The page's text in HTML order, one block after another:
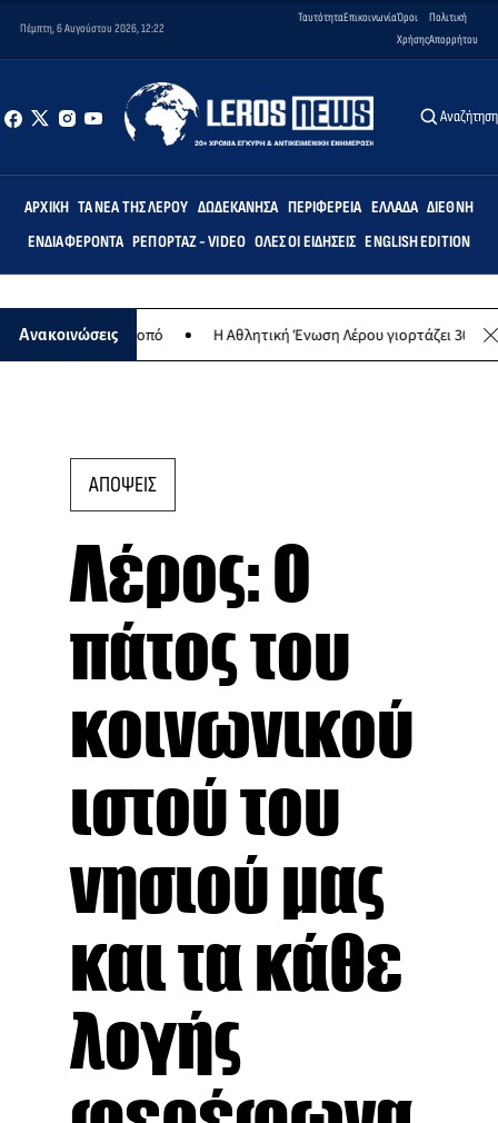
Πέμπτη, 6 Αυγούστου 2026, 12:22
ΤαυτότηταΕπικοινωνίαΌροι
Χρήσης
Πολιτική
Απορρήτου
Αναζήτηση
ΑΡΧΙΚΉ ΤΑ ΝΈΑ ΤΗΣ ΛΈΡΟΥ ΔΩΔΕΚΆΝΗΣΑ ΠΕΡΙΦΈΡΕΙΑ ΕΛΛΆΔΑ ΔΙΕΘΝΉ
ΕΝΔΙΑΦΈΡΟΝΤΑ ΡΕΠΟΡΤΆΖ - VIDEO ΌΛΕΣ ΟΙ ΕΙΔΉΣΕΙΣ ENGLISH EDITION
Ανακοινώσεις
σκοπό Η Αθλητική Ένωση Λέρου γιορτάζει 30 χρόνια
ΑΠΟΨΕΙΣ
Λέρος: Ο
πάτος του
κοινωνικού
ιστού του
νησιού μας
και τα κάθε
λογής